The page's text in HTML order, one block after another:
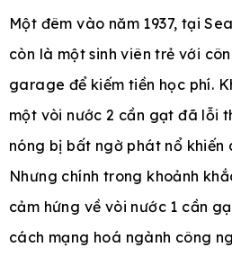
Một đêm vào năm 1937, tại
còn là một sinh viên trẻ với
garage để kiếm tiền học phí.
một vòi nước 2 cần gạt đã lỗi
nóng bị bất ngờ phát nổ khiến
Nhưng chính trong khoảnh
cảm hứng về vòi nước 1 cần
cách mạng hoá ngành công